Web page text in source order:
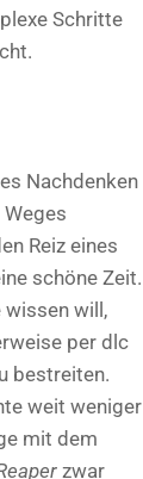
Schritte
Nachdenken
Reiz eines
schöne Zeit.
wissen will,
per dlc
bestreiten.
weit weniger
mit dem
zwar